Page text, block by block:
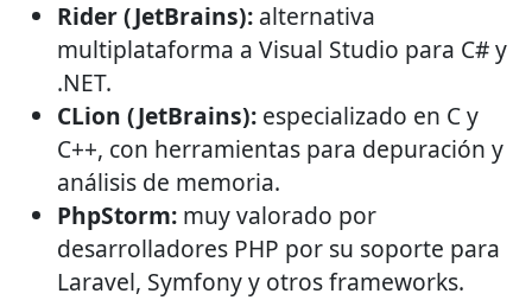
Rider (JetBrains): alternativa
multiplataforma a Visual Studio para C# y
.NET.
CLion (JetBrains): especializado en C y
C++, con herramientas para depuración y
análisis de memoria.
PhpStorm: muy valorado por
desarrolladores PHP por su soporte para
Laravel, Symfony y otros frameworks.